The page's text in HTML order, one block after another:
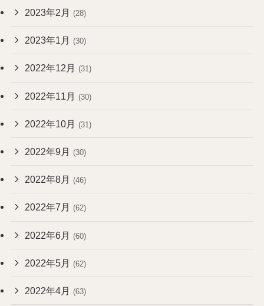
2023年2月 (28)
2023年1月 (30)
2022年12月 (31)
2022年11月 (30)
2022年10月 (31)
2022年9月 (30)
2022年8月 (46)
2022年7月 (62)
2022年6月 (60)
2022年5月 (62)
2022年4月 (63)